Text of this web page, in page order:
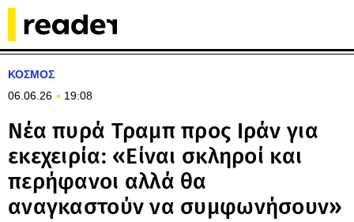
ΚΟΣΜΟΣ
06.06.26
19:08
Νέα πυρά Τραμπ προς Ιράν για
εκεχειρία: «Είναι σκληροί και
περήφανοι αλλά θα
αναγκαστούν να συμφωνήσουν»